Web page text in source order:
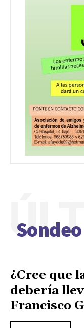
¿Cree que
debería
Francisco